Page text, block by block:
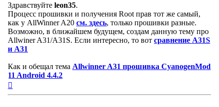
Здравствуйте leon35.
Процесс прошивки и получения Root прав тот же самый,
как у AllWinner A20 см. здесь, только прошивки разные.
Возможно, в ближайшем будущем, создам данную тему про
Allwiner A31/A31S. Если интересно, то вот cравнение А31S
и А31
Как и обещал тема Allwinner A31 прошивка CyanogenMod
11 Android 4.4.2